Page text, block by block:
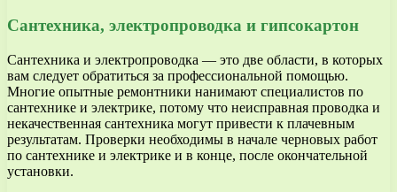
Сантехника, электропроводка и гипсокартон
Сантехника и электропроводка — это две области, в которых
вам следует обратиться за профессиональной помощью.
Многие опытные ремонтники нанимают специалистов по
сантехнике и электрике, потому что неисправная проводка и
некачественная сантехника могут привести к плачевным
результатам. Проверки необходимы в начале черновых работ
по сантехнике и электрике и в конце, после окончательной
установки.